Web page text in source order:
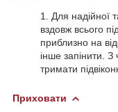
1. Для надійної
вздовж всього
приблизно на
інше запінити. З
тримати
Приховати